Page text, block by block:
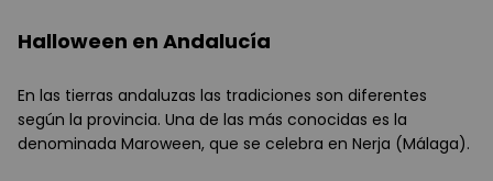
Halloween en Andalucía
En las tierras andaluzas las tradiciones son diferentes
según la provincia. Una de las más conocidas es la
denominada Maroween, que se celebra en Nerja (Málaga).